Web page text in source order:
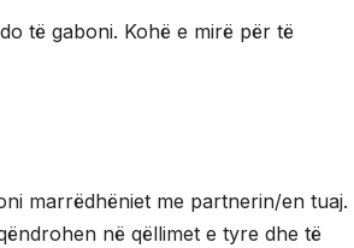
të gaboni. Kohë e mirë për të
marrëdhëniet me partnerin/en tuaj.
në qëllimet e tyre dhe të